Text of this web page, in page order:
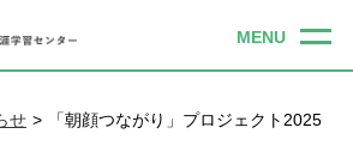
せ
「朝顔つながり」プロジェクト2025